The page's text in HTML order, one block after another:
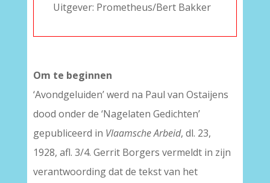
Uitgever: Prometheus/Bert Bakker
Om te beginnen
‘Avondgeluiden’ werd na Paul van Ostaijens
dood onder de ‘Nagelaten Gedichten’
gepubliceerd in Vlaamsche Arbeid, dl. 23,
1928, afl. 3/4. Gerrit Borgers vermeldt in zijn
verantwoording dat de tekst van het